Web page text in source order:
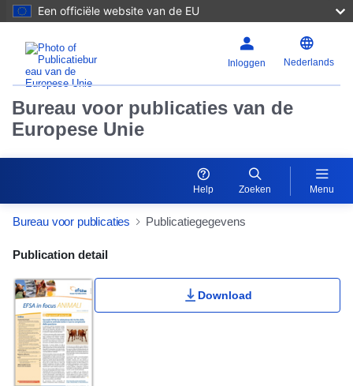
Een officiële website van de EU
Inloggen Nederlands
Bureau voor publicaties van de
Europese Unie
Help Zoeken Menu
Bureau voor publicaties Publicatiegegevens
Publication Detail Actions Portlet
Publication detail
Download